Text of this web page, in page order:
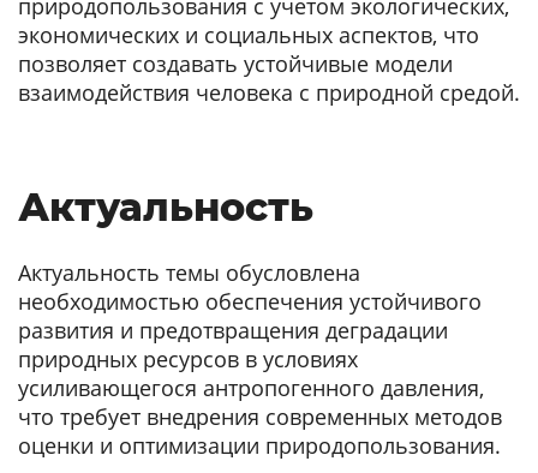
экономических и социальных аспектов, что
позволяет создавать устойчивые модели
взаимодействия человека с природной средой.
Актуальность
Актуальность темы обусловлена
необходимостью обеспечения устойчивого
развития и предотвращения деградации
природных ресурсов в условиях
усиливающегося антропогенного давления,
что требует внедрения современных методов
оценки и оптимизации природопользования.